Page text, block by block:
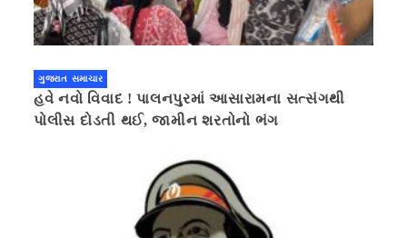
ગુજરાત સમાચાર
હવે નવો વિવાદ ! પાલનપુરમાં આસારામના સત્સંગથી
પોલીસ દોડતી થઈ, જામીન શરતોનો ભંગ